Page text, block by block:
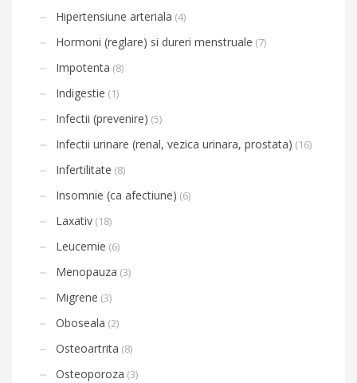
Hipertensiune arteriala (4)
Hormoni (reglare) si dureri menstruale (7)
Impotenta (8)
Indigestie (1)
Infectii (prevenire) (5)
Infectii urinare (renal, vezica urinara, prostata) (16)
Infertilitate (8)
Insomnie (ca afectiune) (6)
Laxativ (18)
Leucemie (6)
Menopauza (3)
Migrene (3)
Oboseala (2)
Osteoartrita (8)
Osteoporoza (3)